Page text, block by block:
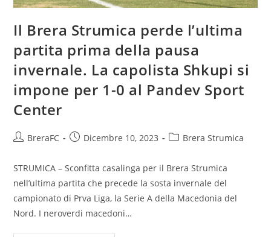
Il Brera Strumica perde l’ultima
partita prima della pausa
invernale. La capolista Shkupi si
impone per 1-0 al Pandev Sport
Center
BreraFC Dicembre 10, 2023 Brera Strumica
STRUMICA – Sconfitta casalinga per il Brera Strumica
nell’ultima partita che precede la sosta invernale del
campionato di Prva Liga, la Serie A della Macedonia del
Nord. I neroverdi macedoni…